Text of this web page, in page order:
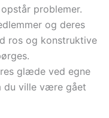
problemer.
og deres
ros og konstruktive
glæde ved egne
du ville være gået